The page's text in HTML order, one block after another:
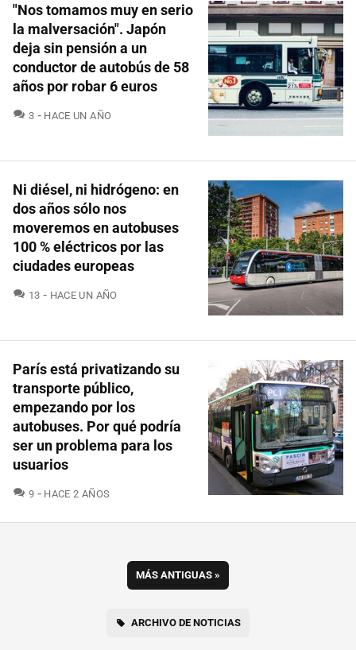
"Nos tomamos muy en serio
la malversación". Japón
deja sin pensión a un
conductor de autobús de 58
años por robar 6 euros
3 COMENTARIOS
HACE UN AÑO
Ni diésel, ni hidrógeno: en
dos años sólo nos
moveremos en autobuses
100 % eléctricos por las
ciudades europeas
13 COMENTARIOS
HACE UN AÑO
París está privatizando su
transporte público,
empezando por los
autobuses. Por qué podría
ser un problema para los
usuarios
9 COMENTARIOS
HACE 2 AÑOS
MÁS ANTIGUAS »
ARCHIVO DE NOTICIAS